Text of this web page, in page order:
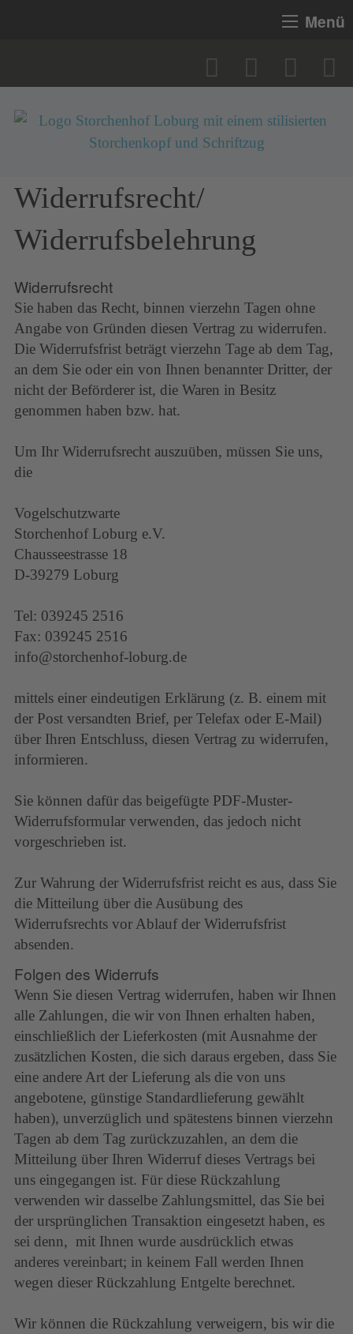
Menü
Widerrufsrecht/
Widerrufsbelehrung
Widerrufsrecht
Sie haben das Recht, binnen vierzehn Tagen ohne
Angabe von Gründen diesen Vertrag zu widerrufen.
Die Widerrufsfrist beträgt vierzehn Tage ab dem Tag,
an dem Sie oder ein von Ihnen benannter Dritter, der
nicht der Beförderer ist, die Waren in Besitz
genommen haben bzw. hat.
Um Ihr Widerrufsrecht auszuüben, müssen Sie uns,
die
Vogelschutzwarte
Storchenhof Loburg e.V.
Chausseestrasse 18
D-39279 Loburg
Tel: 039245 2516
Fax: 039245 2516
info@storchenhof-loburg.de
mittels einer eindeutigen Erklärung (z. B. einem mit
der Post versandten Brief, per Telefax oder E-Mail)
über Ihren Entschluss, diesen Vertrag zu widerrufen,
informieren.
Sie können dafür das beigefügte PDF-Muster-
Widerrufsformular verwenden, das jedoch nicht
vorgeschrieben ist.
Zur Wahrung der Widerrufsfrist reicht es aus, dass Sie
die Mitteilung über die Ausübung des
Widerrufsrechts vor Ablauf der Widerrufsfrist
absenden.
Folgen des Widerrufs
Wenn Sie diesen Vertrag widerrufen, haben wir Ihnen
alle Zahlungen, die wir von Ihnen erhalten haben,
einschließlich der Lieferkosten (mit Ausnahme der
zusätzlichen Kosten, die sich daraus ergeben, dass Sie
eine andere Art der Lieferung als die von uns
angebotene, günstige Standardlieferung gewählt
haben), unverzüglich und spätestens binnen vierzehn
Tagen ab dem Tag zurückzuzahlen, an dem die
Mitteilung über Ihren Widerruf dieses Vertrags bei
uns eingegangen ist. Für diese Rückzahlung
verwenden wir dasselbe Zahlungsmittel, das Sie bei
der ursprünglichen Transaktion eingesetzt haben, es
sei denn, mit Ihnen wurde ausdrücklich etwas
anderes vereinbart; in keinem Fall werden Ihnen
wegen dieser Rückzahlung Entgelte berechnet.
Wir können die Rückzahlung verweigern, bis wir die